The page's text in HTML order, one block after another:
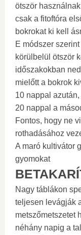
ötször
csak a fitoftóra
bokrokat ki kell
E módszer
körülbelül ötször
időszakokban
mielőtt a bokrok
10 nappal
20 nappal a
Fontos, hogy ne
rothadásához
A maró kultivátor
gyomokat
Nagy táblákon
teljesen levágják
metszőmetszetet
néhány napig a